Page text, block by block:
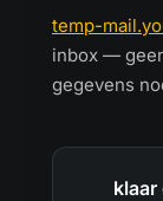
temp-
inbox —
gegevens
klaar